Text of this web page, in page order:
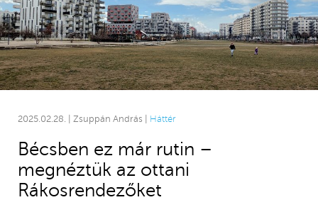
2025.02.28. | Zsuppán András | Háttér
Bécsben ez már rutin –
megnéztük az ottani
Rákosrendezőket